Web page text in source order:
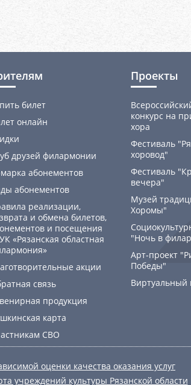
билет
онлайн
друзей филармонии
абонементов
абонементов
реализации,
и обмена билетов,
и посещения
«Рязанская областная
акции
связь
продукция
карта
СВО
Проекты
конкурс на
хора
Фестиваль
хоровод"
Фестиваль
вечера"
Музей
Хоромы"
"Ночь в
Арт-проект
Победы"
Виртуальный
оценки качества оказания услуг
учреждений культуры Рязанской области